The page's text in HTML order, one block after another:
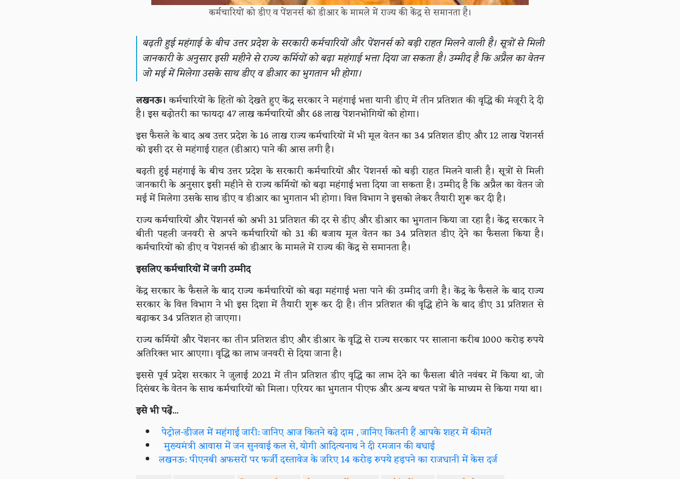
कर्मचारियों को डीए व पेंशनर्स को डीआर के मामले में राज्य की केंद्र से समानता है।
बढ़ती हुई महंगाई के बीच उत्तर प्रदेश के सरकारी कर्मचारियों और पेंशनर्स को बड़ी राहत मिलने वाली है। सूत्रों से मिली
जानकारी के अनुसार इसी महीने से राज्य कर्मियों को बढ़ा महंगाई भत्ता दिया जा सकता है। उम्मीद है कि अप्रैल का वेतन
जो मई में मिलेगा उसके साथ डीए व डीआर का भुगतान भी होगा।
लखनऊ।कर्मचारियों के हितों को देखते हुए केंद्र सरकार ने महंगाई भत्ता यानी डीए में तीन प्रतिशत की वृद्धि की मंजूरी दे दी
है। इस बढ़ोतरी का फायदा 47 लाख कर्मचारियों और 68 लाख पेंशनभोगियों को होगा।
इस फैसले के बाद अब उत्तर प्रदेश के 16 लाख राज्य कर्मचारियों में भी मूल वेतन का 34 प्रतिशत डीए और 12 लाख पेंशनर्स
को इसी दर से महंगाई राहत (डीआर) पाने की आस लगी है।
बढ़ती हुई महंगाई के बीच उत्तर प्रदेश के सरकारी कर्मचारियों और पेंशनर्स को बड़ी राहत मिलने वाली है। सूत्रों से मिली
जानकारी के अनुसार इसी महीने से राज्य कर्मियों को बढ़ा महंगाई भत्ता दिया जा सकता है। उम्मीद है कि अप्रैल का वेतन जो
मई में मिलेगा उसके साथ डीए व डीआर का भुगतान भी होगा। वित्त विभाग ने इसको लेकर तैयारी शुरू कर दी है।
राज्य कर्मचारियों और पेंशनर्स को अभी 31 प्रतिशत की दर से डीए और डीआर का भुगतान किया जा रहा है। केंद्र सरकार ने
बीती पहली जनवरी से अपने कर्मचारियों को 31 की बजाय मूल वेतन का 34 प्रतिशत डीए देने का फैसला किया है।
कर्मचारियों को डीए व पेंशनर्स को डीआर के मामले में राज्य की केंद्र से समानता है।
इसलिए कर्मचारियों में जगी उम्मीद
केंद्र सरकार के फैसले के बाद राज्य कर्मचारियों को बढ़ा महंगाई भत्ता पाने की उम्मीद जगी है। केंद्र के फैसले के बाद राज्य
सरकार के वित्त विभाग ने भी इस दिशा में तैयारी शुरू कर दी है। तीन प्रतिशत की वृद्धि होने के बाद डीए 31 प्रतिशत से
बढ़ाकर 34 प्रतिशत हो जाएगा।
राज्य कर्मियों और पेंशनर का तीन प्रतिशत डीए और डीआर के वृद्धि से राज्य सरकार पर सालाना करीब 1000 करोड़ रुपये
अतिरिक्त भार आएगा। वृद्धि का लाभ जनवरी से दिया जाना है।
इससे पूर्व प्रदेश सरकार ने जुलाई 2021 में तीन प्रतिशत डीए वृद्धि का लाभ देने का फैसला बीते नवंबर में किया था, जो
दिसंबर के वेतन के साथ कर्मचारियों को मिला। एरियर का भुगतान पीएफ और अन्य बचत पत्रों के माध्यम से किया गया था।
इसे भी पढ़ें...
पेट्रोल-डीजल में महंगाई जारी: जानिए आज कितने बढ़े दाम , जानिए कितनी हैं आपके शहर में कीमतें
मुख्यमंत्री आवास में जन सुनवाई कल से, योगी आदित्यनाथ ने दी रमजान की बधाई
लखनऊ: पीएनबी अफसरों पर फर्जी दस्तावेज के जरिए 14 करोड़ रुपये हड़पने का राजधानी में केस दर्ज